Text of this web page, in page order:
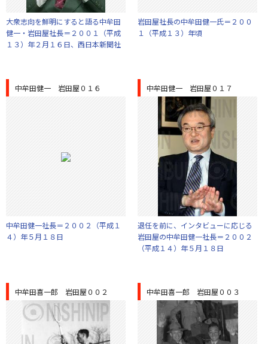
大衆志向を鮮明にすると語る中牟田
健一・岩田屋社長＝２００１（平成
１３）年２月１６日、西日本新聞社
岩田屋社長の中牟田健一氏＝２００
１（平成１３）年頃
中牟田健一 岩田屋０１６
中牟田健一社長＝２００２（平成１
４）年５月１８日
中牟田健一 岩田屋０１７
退任を前に、インタビューに応じる
岩田屋の中牟田健一社長＝２００２
（平成１４）年５月１８日
中牟田喜一郎 岩田屋００２ 中牟田喜一郎 岩田屋００３